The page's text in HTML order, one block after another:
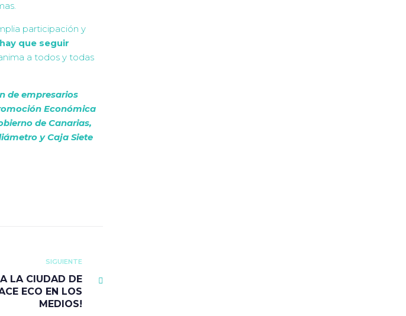
participación y
hay que seguir
a todos y todas
de empresarios
Económica
de Canarias,
y Caja Siete
SIGUIENTE
LA CIUDAD DE
ECO EN LOS
MEDIOS!